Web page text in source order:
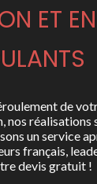
ET
de
nos
un service
français,
devis gratuit !